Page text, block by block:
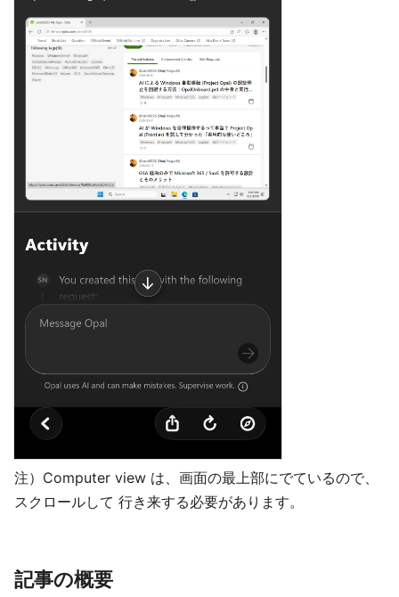
注）Computer view は、画面の最上部にでているので、
スクロールして 行き来する必要があります。
記事の概要